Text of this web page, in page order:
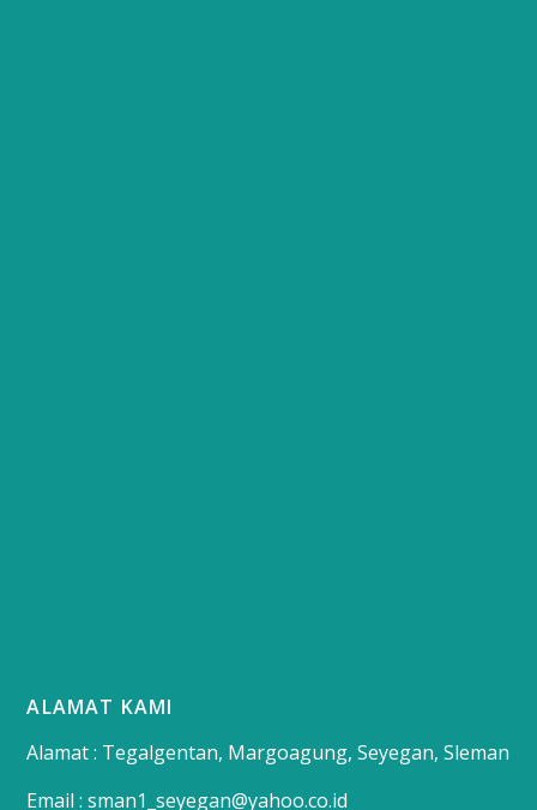
ALAMAT KAMI
Alamat : Tegalgentan, Margoagung, Seyegan, Sleman
Email : sman1_seyegan@yahoo.co.id